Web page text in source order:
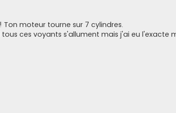
moteur tourne sur 7 cylindres.
ces voyants s'allument mais j'ai eu l'exacte